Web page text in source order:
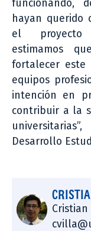
funcionando,
hayan querido
el proyecto
estimamos
fortalecer este
equipos
intención en
contribuir a la
Desarrollo